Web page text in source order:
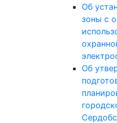
Об
зоны с
Об